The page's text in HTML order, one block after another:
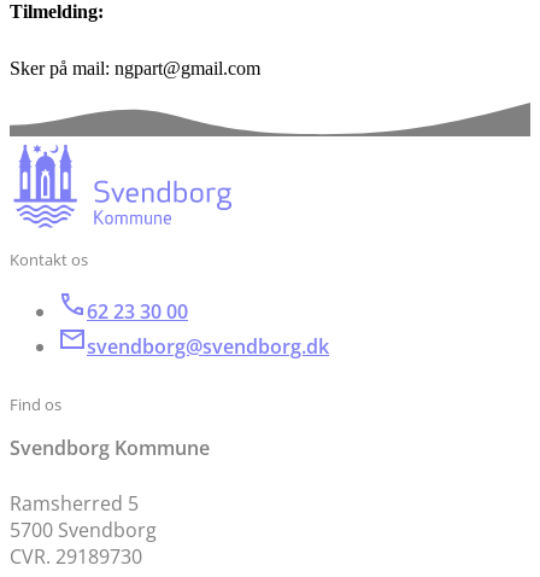
Tilmelding:
Sker på mail: ngpart@gmail.com
Kontakt os
62 23 30 00
svendborg@svendborg.dk
Find os
Svendborg Kommune
Ramsherred 5
5700 Svendborg
CVR. 29189730